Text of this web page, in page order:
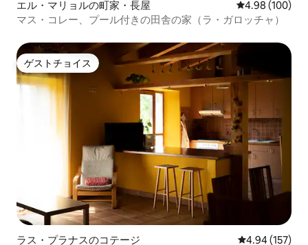
エル・マリョルの町家・長屋 レビュー100
4.98 (100)
マス・コレー、プール付きの田舎の家（ラ・ガロッチャ）
ゲストチョイス
ゲストチョイス
ラス・プラナスのコテージ レビュー157
4.94 (157)